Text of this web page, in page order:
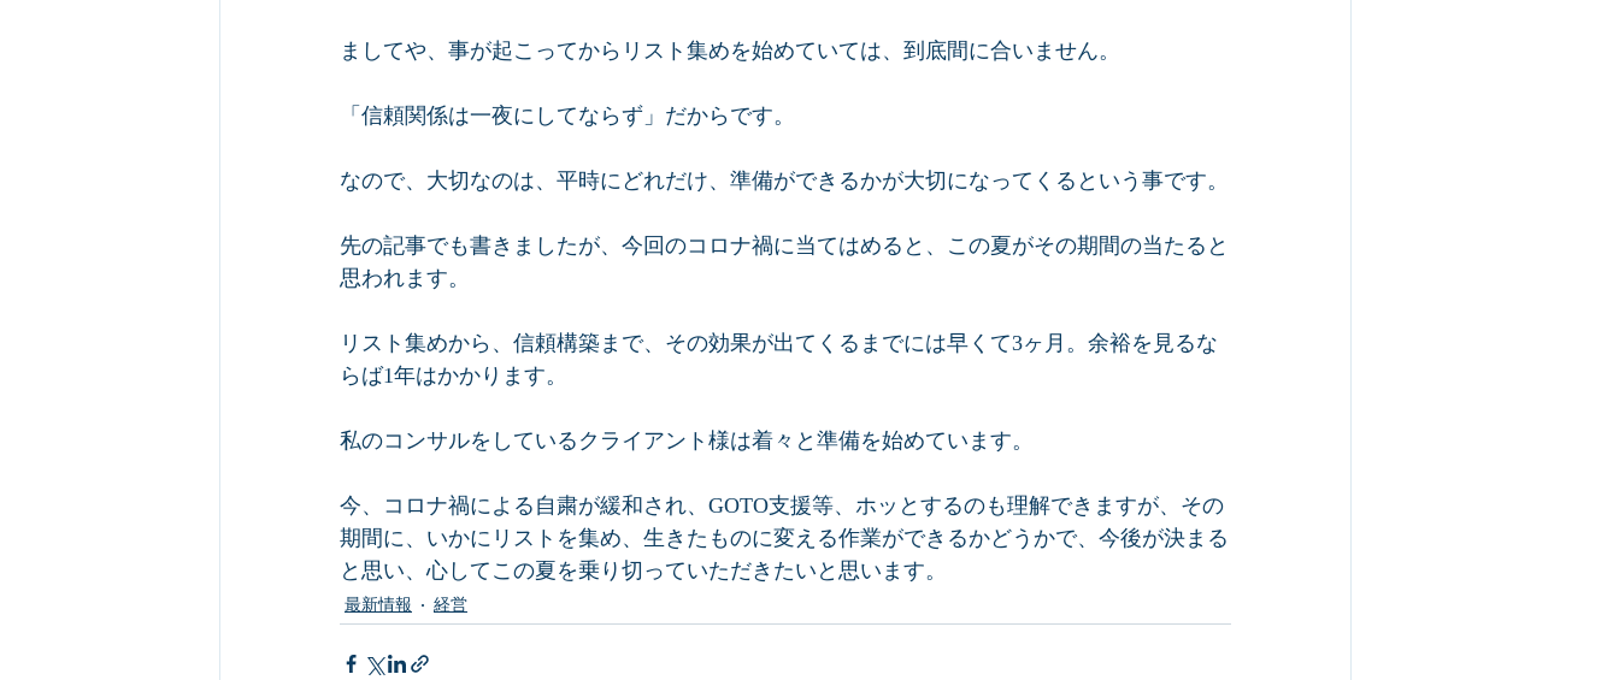
ましてや、事が起こってからリスト集めを始めていては、到底間に合いません。
「信頼関係は一夜にしてならず」だからです。
なので、大切なのは、平時にどれだけ、準備ができるかが大切になってくるという事です。
先の記事でも書きましたが、今回のコロナ禍に当てはめると、この夏がその期間の当たると
思われます。
リスト集めから、信頼構築まで、その効果が出てくるまでには早くて3ヶ月。余裕を見るな
らば1年はかかります。
私のコンサルをしているクライアント様は着々と準備を始めています。
今、コロナ禍による自粛が緩和され、GOTO支援等、ホッとするのも理解できますが、その
期間に、いかにリストを集め、生きたものに変える作業ができるかどうかで、今後が決まる
と思い、心してこの夏を乗り切っていただきたいと思います。
最新情報 経営